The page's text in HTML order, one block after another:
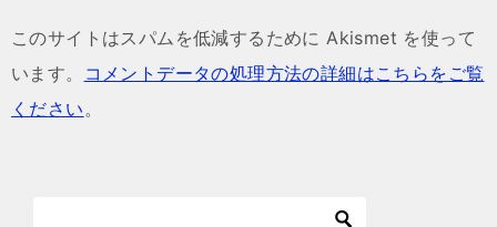
このサイトはスパムを低減するために Akismet を使って
います。
コメントデータの処理方法の詳細はこちらをご覧
ください。